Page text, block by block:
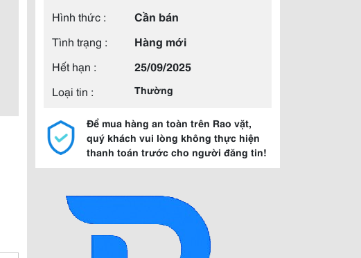
Hình thức :
Cần bán
Tình trạng :
Hàng mới
Hết hạn :
25/09/2025
Loại tin :
Thường
Để mua hàng an toàn trên Rao vặt,
quý khách vui lòng không thực hiện
thanh toán trước cho người đăng tin!